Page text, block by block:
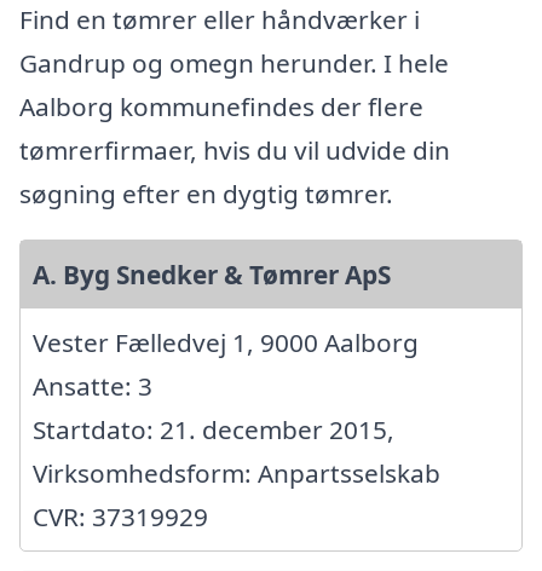
Find en tømrer eller håndværker i
Gandrup og omegn herunder. I hele
Aalborg kommunefindes der flere
tømrerfirmaer, hvis du vil udvide din
søgning efter en dygtig tømrer.
A. Byg Snedker & Tømrer ApS
Vester Fælledvej 1, 9000 Aalborg
Ansatte: 3
Startdato: 21. december 2015,
Virksomhedsform: Anpartsselskab
CVR: 37319929